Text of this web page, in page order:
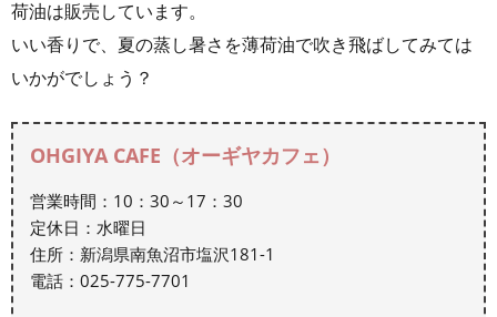
荷油は販売しています。
いい香りで、夏の蒸し暑さを薄荷油で吹き飛ばしてみては
いかがでしょう？
OHGIYA CAFE（オーギヤカフェ）
営業時間：10：30～17：30
定休日：水曜日
住所：新潟県南魚沼市塩沢181-1
電話：025-775-7701